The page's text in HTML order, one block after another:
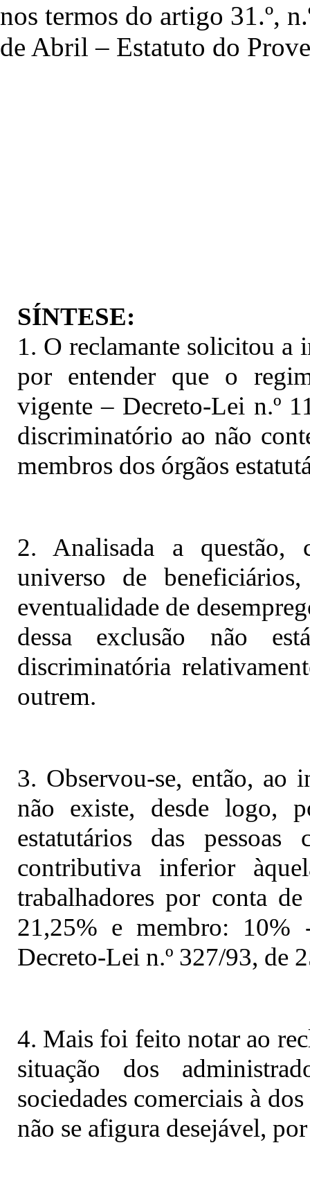
nos termos do artigo 31.º,
de Abril – Estatuto do
SÍNTESE:
1. O reclamante solicitou a
por entender que o
vigente – Decreto-Lei n.º
discriminatório ao não
membros dos órgãos
2. Analisada a questão,
universo de
eventualidade de
dessa exclusão não
discriminatória
outrem.
3. Observou-se, então, ao
não existe, desde logo,
estatutários das
contributiva inferior
trabalhadores por conta
21,25% e membro:
Decreto-Lei n.º 327/93, de
4. Mais foi feito notar ao
situação dos
sociedades comerciais à
não se afigura desejável,